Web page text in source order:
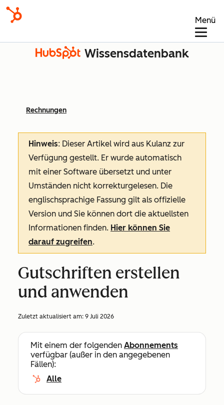
Menü
Wissensdatenbank
Rechnungen
Hinweis: Dieser Artikel wird aus Kulanz zur
Verfügung gestellt. Er wurde automatisch
mit einer Software übersetzt und unter
Umständen nicht korrekturgelesen. Die
englischsprachige Fassung gilt als offizielle
Version und Sie können dort die aktuellsten
Informationen finden. Hier können Sie
darauf zugreifen.
Gutschriften erstellen
und anwenden
Zuletzt aktualisiert am: 9 Juli 2026
Mit einem der folgenden Abonnements
verfügbar (außer in den angegebenen
Fällen):
Alle